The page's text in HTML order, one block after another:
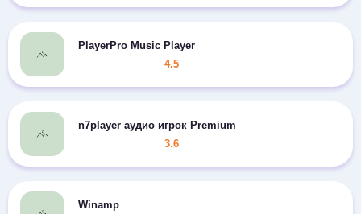
PlayerPro Music Player
4.5
n7player аудио игрок Premium
3.6
Winamp